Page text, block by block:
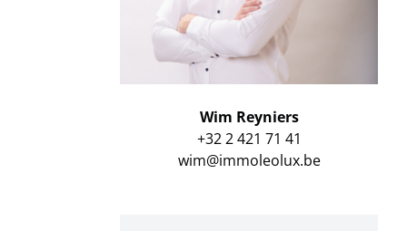
Wim Reyniers
+32 2 421 71 41
wim@immoleolux.be